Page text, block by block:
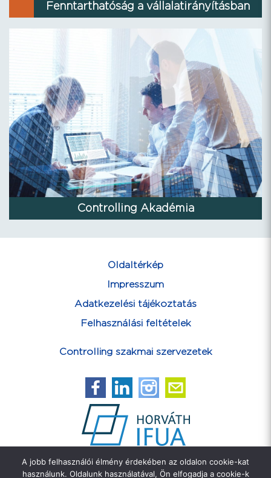
Fenntarthatóság a vállalatirányításban
Controlling Akadémia
Oldaltérkép
Impresszum
Adatkezelési tájékoztatás
Felhasználási feltételek
Controlling szakmai szervezetek
Feliratkozás hírlevélre
A jobb felhasználói élmény érdekében az oldalon cookie-kat
használunk. Oldalunk használatával, Ön elfogadja a cookie-k